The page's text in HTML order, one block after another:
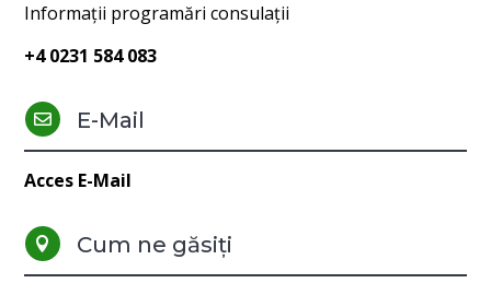
Informații programări consulații
+4 0231 584 083
 E-Mail
Acces E-Mail
 Cum ne găsiți